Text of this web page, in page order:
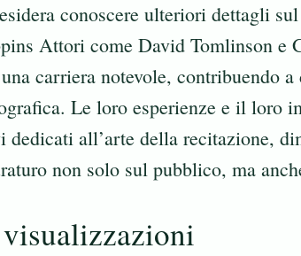
conoscere ulteriori dettagli
Attori come David Tomlinson e
carriera notevole, contribuendo
Le loro esperienze e il loro
dedicati all’arte della recitazione,
non solo sul pubblico, ma